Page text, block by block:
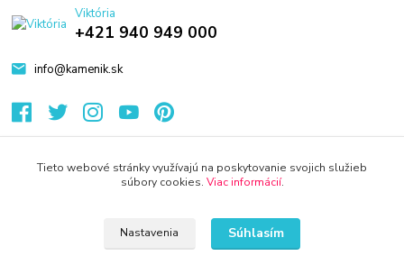
Viktória
+421 940 949 000
info@kamenik.sk
Eshop-rychlo.sk
Tieto webové stránky využívajú na poskytovanie svojich služieb
súbory cookies. Viac informácií.
Nastavenia Súhlasím